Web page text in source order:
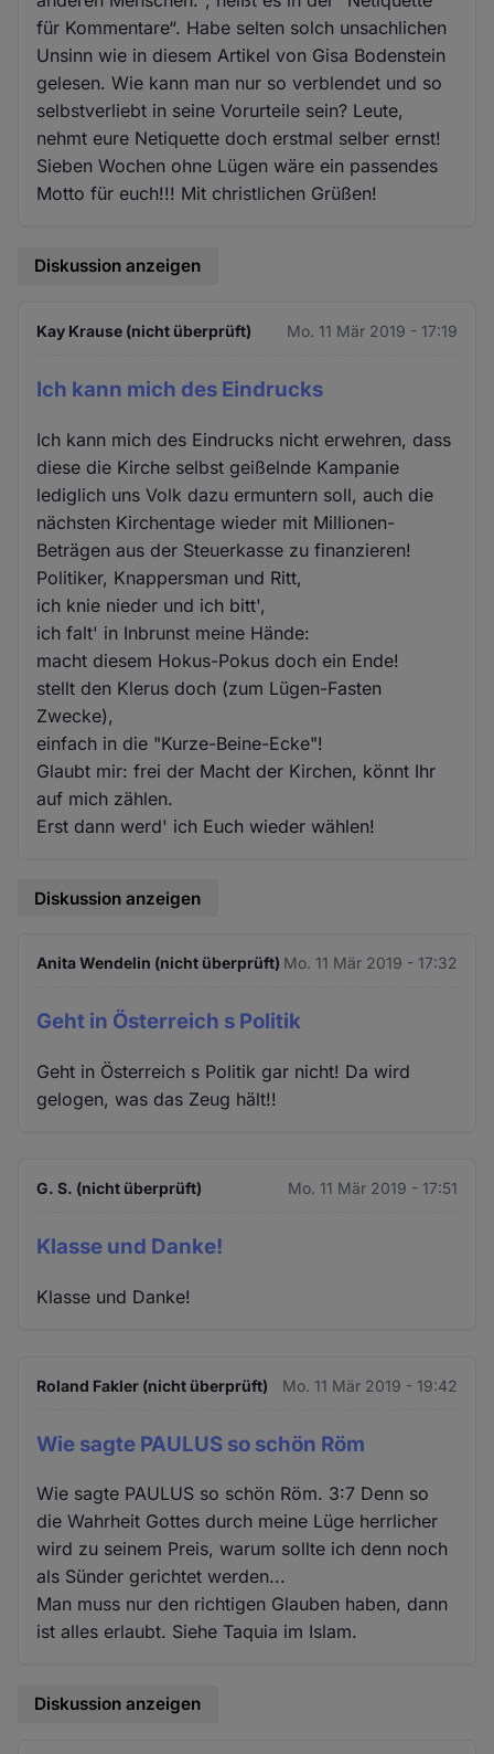
für Kommentare“. Habe selten solch unsachlichen
Unsinn wie in diesem Artikel von Gisa Bodenstein
gelesen. Wie kann man nur so verblendet und so
selbstverliebt in seine Vorurteile sein? Leute,
nehmt eure Netiquette doch erstmal selber ernst!
Sieben Wochen ohne Lügen wäre ein passendes
Motto für euch!!! Mit christlichen Grüßen!
Diskussion anzeigen
Kay Krause (nicht überprüft) Mo. 11 Mär 2019 - 17:19
Ich kann mich des Eindrucks
Ich kann mich des Eindrucks nicht erwehren, dass
diese die Kirche selbst geißelnde Kampanie
lediglich uns Volk dazu ermuntern soll, auch die
nächsten Kirchentage wieder mit Millionen-
Beträgen aus der Steuerkasse zu finanzieren!
Politiker, Knappersman und Ritt,
ich knie nieder und ich bitt',
ich falt' in Inbrunst meine Hände:
macht diesem Hokus-Pokus doch ein Ende!
stellt den Klerus doch (zum Lügen-Fasten
Zwecke),
einfach in die "Kurze-Beine-Ecke"!
Glaubt mir: frei der Macht der Kirchen, könnt Ihr
auf mich zählen.
Erst dann werd' ich Euch wieder wählen!
Diskussion anzeigen
Anita Wendelin (nicht überprüft) Mo. 11 Mär 2019 - 17:32
Geht in Österreich s Politik
Geht in Österreich s Politik gar nicht! Da wird
gelogen, was das Zeug hält!!
G. S. (nicht überprüft) Mo. 11 Mär 2019 - 17:51
Klasse und Danke!
Klasse und Danke!
Roland Fakler (nicht überprüft) Mo. 11 Mär 2019 - 19:42
Wie sagte PAULUS so schön Röm
Wie sagte PAULUS so schön Röm. 3:7 Denn so
die Wahrheit Gottes durch meine Lüge herrlicher
wird zu seinem Preis, warum sollte ich denn noch
als Sünder gerichtet werden...
Man muss nur den richtigen Glauben haben, dann
ist alles erlaubt. Siehe Taquia im Islam.
Diskussion anzeigen